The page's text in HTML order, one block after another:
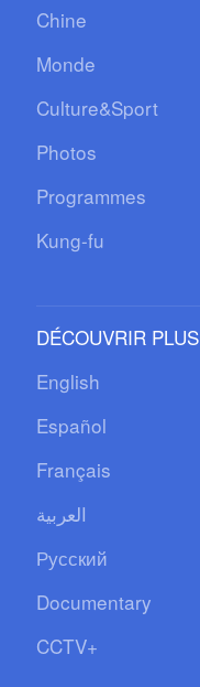
Chine
Monde
Culture&Sport
Photos
Programmes
Kung-fu
DÉCOUVRIR PLUS
English
Español
Français
العربية
Русский
Documentary
CCTV+